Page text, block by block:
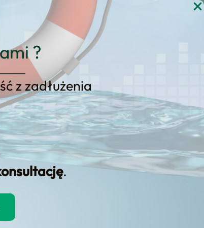
?
z zadłużenia
.
Kontakt KONSULTACJA
5 bliskich porad